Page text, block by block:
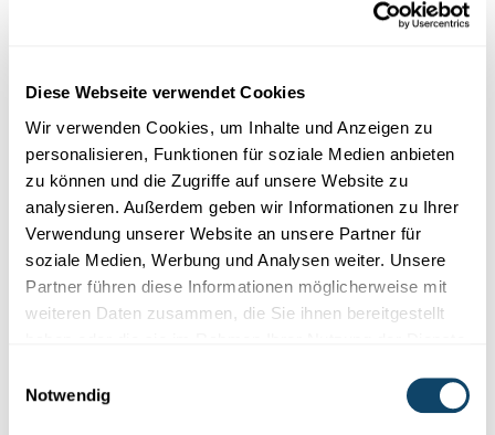
Diese Webseite verwendet Cookies
Wir verwenden Cookies, um Inhalte und Anzeigen zu
personalisieren, Funktionen für soziale Medien anbieten
zu können und die Zugriffe auf unsere Website zu
analysieren. Außerdem geben wir Informationen zu Ihrer
Verwendung unserer Website an unsere Partner für
soziale Medien, Werbung und Analysen weiter. Unsere
Partner führen diese Informationen möglicherweise mit
weiteren Daten zusammen, die Sie ihnen bereitgestellt
Notwendig
Was weiß die Wissenschaft?
Wissenschaftliche Evidenz in Pandemie-
Zeiten
Masken, Übertragung,AstraZeneca-Empfehlungen:
Wissenschaftliche Evidenzkristallisiertsich meistens aus einem
kontinui...
University of Luxembourg , LCSB